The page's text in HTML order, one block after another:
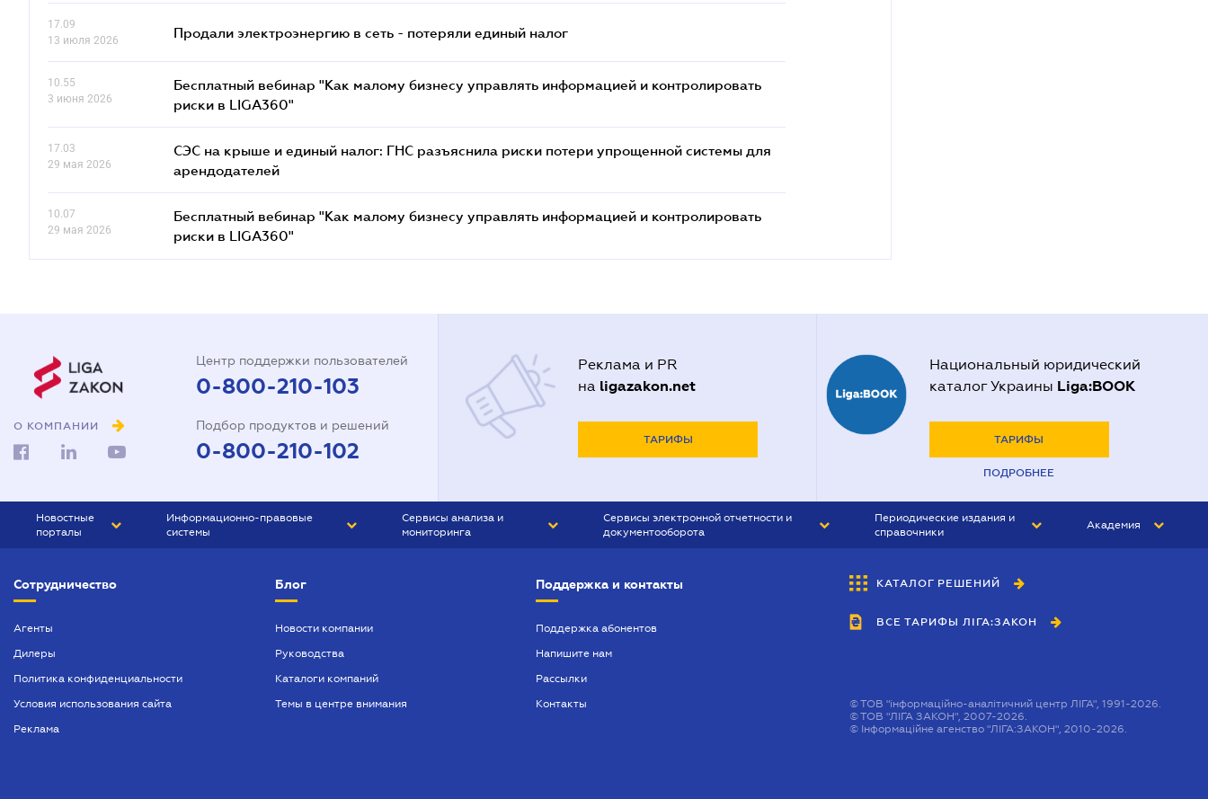
17.09
13 июля 2026
Продали электроэнергию в сеть - потеряли единый налог
10.55
3 июня 2026
Бесплатный вебинар "Как малому бизнесу управлять информацией и контролировать
риски в LIGA360"
17.03
29 мая 2026
СЭС на крыше и единый налог: ГНС разъяснила риски потери упрощенной системы для
арендодателей
10.07
29 мая 2026
Бесплатный вебинар "Как малому бизнесу управлять информацией и контролировать
риски в LIGA360"
О КОМПАНИИ
Центр поддержки пользователей
0-800-210-103
Подбор продуктов и решений
0-800-210-102
Реклама и PR
на ligazakon.net
ТАРИФЫ
Национальный юридический
каталог Украины Liga:BOOK
ТАРИФЫ
ПОДРОБНЕЕ
Новостные
порталы
БИЗНЕС
Информационно-правовые
системы
БУХГАЛТЕР ПРОФ
ЮРИСТ ПРОФ
Сервисы анализа и
мониторинга
Сервисы электронной отчетности и
документооборота
Периодические издания и
справочники
БУХГАЛТЕР&ЗАКОН
ВЕСТНИК МСФО
Академия
Сотрудничество
Агенты
Дилеры
Политика конфиденциальности
Условия использования сайта
Реклама
Блог
Новости компании
Руководства
Каталоги компаний
Темы в центре внимания
Поддержка и контакты
Поддержка абонентов
Напишите нам
Рассылки
Контакты
КАТАЛОГ РЕШЕНИЙ
ВСЕ ТАРИФЫ ЛІГА:ЗАКОН
©ТОВ "інформаційно-аналітичний центр ЛІГА", 1991-2026.
©ТОВ "ЛІГА ЗАКОН", 2007-2026.
© Інформаційне агенство "ЛІГА:ЗАКОН", 2010-2026.